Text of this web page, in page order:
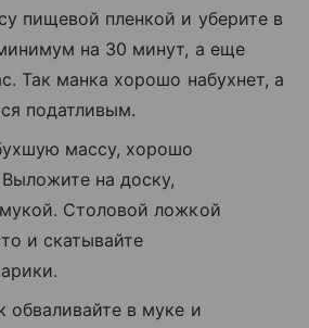
пищевой пленкой и уберите в
на 30 минут, а еще
Так манка хорошо набухнет, а
податливым.
массу, хорошо
на доску,
Столовой ложкой
и скатывайте
в муке и